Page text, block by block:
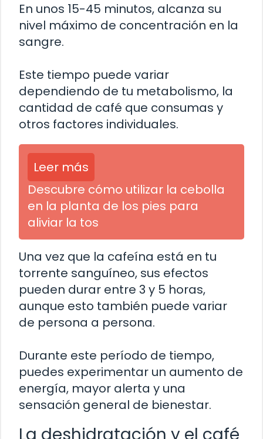
En unos 15-45 minutos, alcanza su
nivel máximo de concentración en la
sangre.
Este tiempo puede variar
dependiendo de tu metabolismo, la
cantidad de café que consumas y
otros factores individuales.
Leer más
Descubre cómo utilizar la cebolla
en la planta de los pies para
aliviar la tos
Una vez que la cafeína está en tu
torrente sanguíneo, sus efectos
pueden durar entre 3 y 5 horas,
aunque esto también puede variar
de persona a persona.
Durante este período de tiempo,
puedes experimentar un aumento de
energía, mayor alerta y una
sensación general de bienestar.